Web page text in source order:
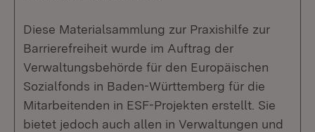
Diese Materialsammlung zur Praxishilfe zur
Barrierefreiheit wurde im Auftrag der
Verwaltungsbehörde für den Europäischen
Sozialfonds in Baden-Württemberg für die
Mitarbeitenden in ESF-Projekten erstellt. Sie
bietet jedoch auch allen in Verwaltungen und